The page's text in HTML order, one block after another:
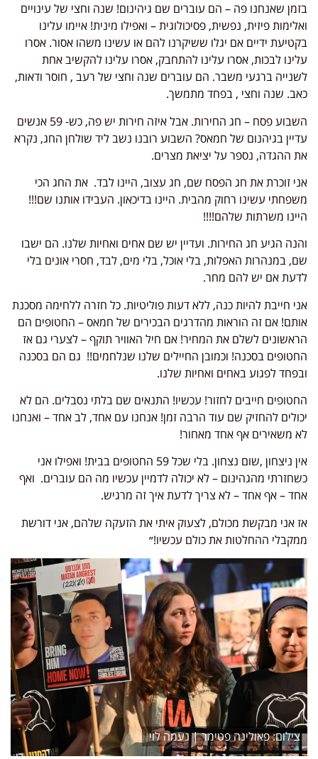
בזמן שאנחנו פה – הם עוברים שם גיהינום! שנה וחצי של עינויים
ואלימות פיזית, נפשית, פסיכולוגית – ואפילו מינית! איימו עלינו
בקטיעת ידיים אם יגלו ששיקרנו להם או עשינו משהו אסור. אסרו
עלינו לבכות, אסרו עלינו להתחבק, אסרו עלינו להקשיב אחת
לשנייה ברגעי משבר. הם עוברים שנה וחצי של רעב , חוסר ודאות,
כאב. שנה וחצי , בפחד מתמשך.
השבוע פסח – חג החירות. אבל איזה חירות יש פה, כש- 59 אנשים
עדיין בגיהנום של חמאס? השבוע רובנו נשב ליד שולחן החג, נקרא
את ההגדה, נספר על יציאת מצרים.
אני זוכרת את חג הפסח שם, חג עצוב, היינו לבד. את החג הכי
משפחתי עשינו רחוק מהבית. היינו בדיכאון. העבידו אותנו שם!!!
היינו משרתות שלהם!!!!
והנה הגיע חג החירות. ועדיין יש שם אחים ואחיות שלנו. הם ישבו
שם, במנהרות האפלות, בלי אוכל, בלי מים, לבד, חסרי אונים בלי
לדעת אם יש להם מחר.
אני חייבת להיות כנה, ללא דעות פוליטיות. כל חזרה ללחימה מסכנת
אותם! אם זה הוראות מהדרגים הבכירים של חמאס – החטופים הם
הראשונים לשלם את המחיר! אם חיל האוויר תוקף – לצערי גם אז
החטופים בסכנה! וכמובן החיילים שלנו שנלחמים!! גם הם בסכנה
ובפחד לפגוע באחים ואחיות שלנו.
החטופים חייבים לחזור! עכשיו! התנאים שם בלתי נסבלים. הם לא
יכולים להחזיק שם עוד הרבה זמן! אנחנו עם אחד, לב אחד – ואנחנו
לא משאירים אף אחד מאחור!
אין ניצחון ,שום נצחון. בלי שכל 59 החטופים בבית! ואפילו אני
כשחזרתי מהגהינום – לא יכולה לדמיין עכשיו מה הם עוברים. ואף
אחד – אף אחד – לא צריך לדעת איך זה מרגיש.
אז אני מבקשת מכולם, לצעוק איתי את הזעקה שלהם, אני דורשת
ממקבלי ההחלטות את כולם עכשיו!״
פאולינה פטימר | נעמה לוי